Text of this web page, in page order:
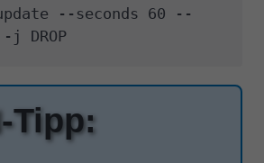
DROP
Tipp: